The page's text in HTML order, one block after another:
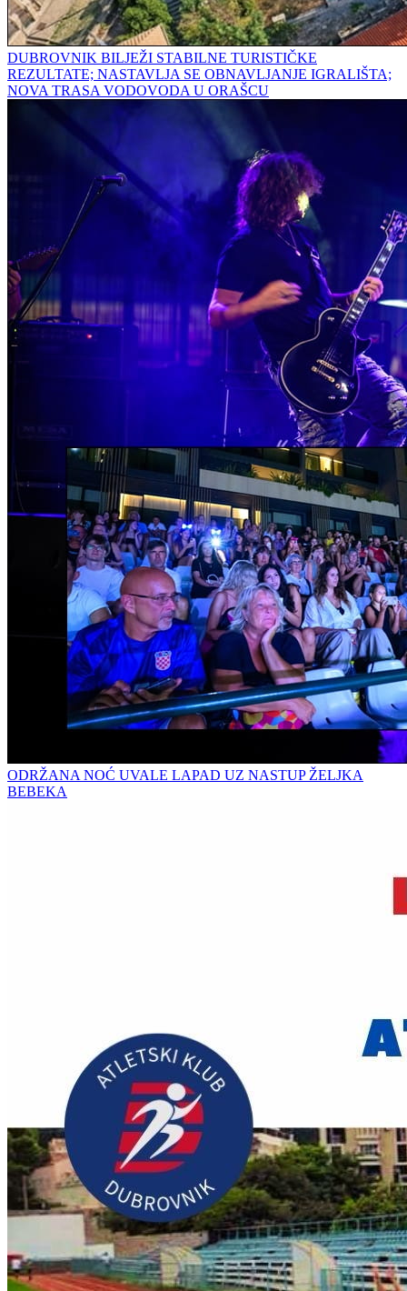
DUBROVNIK BILJEŽI STABILNE TURISTIČKE
REZULTATE; NASTAVLJA SE OBNAVLJANJE IGRALIŠTA;
NOVA TRASA VODOVODA U ORAŠCU
ODRŽANA NOĆ UVALE LAPAD UZ NASTUP ŽELJKA
BEBEKA